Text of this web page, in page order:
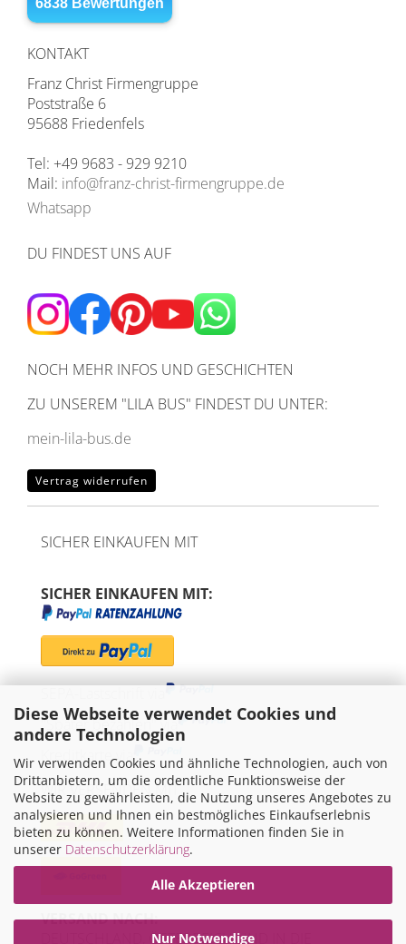
Diese Webseite verwendet Cookies und
andere Technologien
Wir verwenden Cookies und ähnliche Technologien, auch von
Drittanbietern, um die ordentliche Funktionsweise der
Website zu gewährleisten, die Nutzung unseres Angebotes zu
analysieren und Ihnen ein bestmögliches Einkaufserlebnis
bieten zu können. Weitere Informationen finden Sie in
unserer Datenschutzerklärung.
Alle Akzeptieren
Nur Notwendige
KONTAKT
Franz Christ Firmengruppe
Poststraße 6
95688 Friedenfels
Tel: +49 9683 - 929 9210
Mail: info@franz-christ-firmengruppe.de
Whatsapp
DU FINDEST UNS AUF
NOCH MEHR INFOS UND GESCHICHTEN
ZU UNSEREM "LILA BUS" FINDEST DU UNTER:
mein-lila-bus.de
Vertrag widerrufen
SICHER EINKAUFEN MIT
SICHER EINKAUFEN MIT:
"Später bezahlen" via
Kreditkarte via
WIR VERSENDEN MIT
VERSAND NACH:
DEUTSCHLAND, ÖSTERREICH UND IN DIE